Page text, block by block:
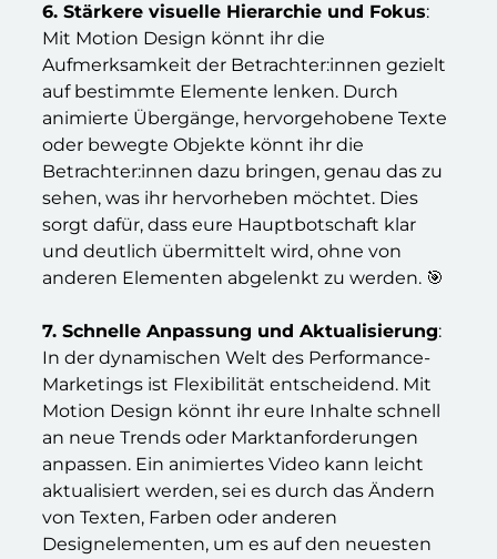
6. Stärkere visuelle Hierarchie und Fokus:
Mit Motion Design könnt ihr die
Aufmerksamkeit der Betrachter:innen gezielt
auf bestimmte Elemente lenken. Durch
animierte Übergänge, hervorgehobene Texte
oder bewegte Objekte könnt ihr die
Betrachter:innen dazu bringen, genau das zu
sehen, was ihr hervorheben möchtet. Dies
sorgt dafür, dass eure Hauptbotschaft klar
und deutlich übermittelt wird, ohne von
anderen Elementen abgelenkt zu werden. 🎯
7. Schnelle Anpassung und Aktualisierung:
In der dynamischen Welt des Performance-
Marketings ist Flexibilität entscheidend. Mit
Motion Design könnt ihr eure Inhalte schnell
an neue Trends oder Marktanforderungen
anpassen. Ein animiertes Video kann leicht
aktualisiert werden, sei es durch das Ändern
von Texten, Farben oder anderen
Designelementen, um es auf den neuesten